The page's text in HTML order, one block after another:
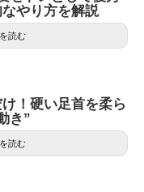
やり方を解説
読む
け！硬い足首を柔ら
き”
読む